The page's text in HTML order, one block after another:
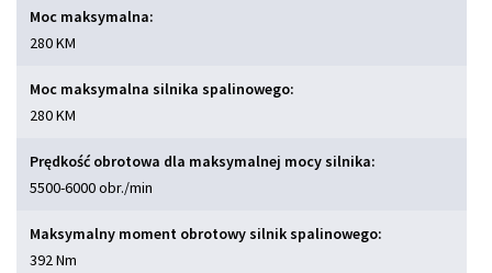
Moc maksymalna:
280 KM
Moc maksymalna silnika spalinowego:
280 KM
Prędkość obrotowa dla maksymalnej mocy silnika:
5500-6000 obr./min
Maksymalny moment obrotowy silnik spalinowego:
392 Nm